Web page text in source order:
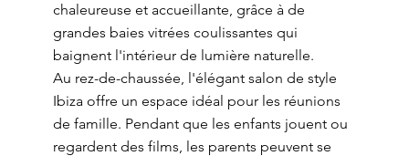
chaleureuse et accueillante, grâce à de
grandes baies vitrées coulissantes qui
baignent l'intérieur de lumière naturelle.
Au rez-de-chaussée, l'élégant salon de style
Ibiza offre un espace idéal pour les réunions
de famille. Pendant que les enfants jouent ou
regardent des films, les parents peuvent se